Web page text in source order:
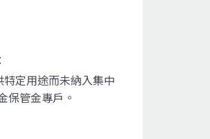
定用途而未納入集中
保管金專戶。